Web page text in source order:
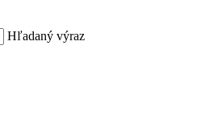
Hľadaný výraz